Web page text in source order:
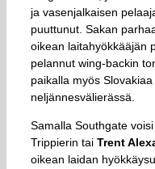
ja vasenjalkaisen
puuttunut. Sakan
oikean laitahyökkääjän
pelannut wing-backin
paikalla myös
neljännesvälierässä.
Samalla Southgate
Trippierin tai Trent
oikean laidan